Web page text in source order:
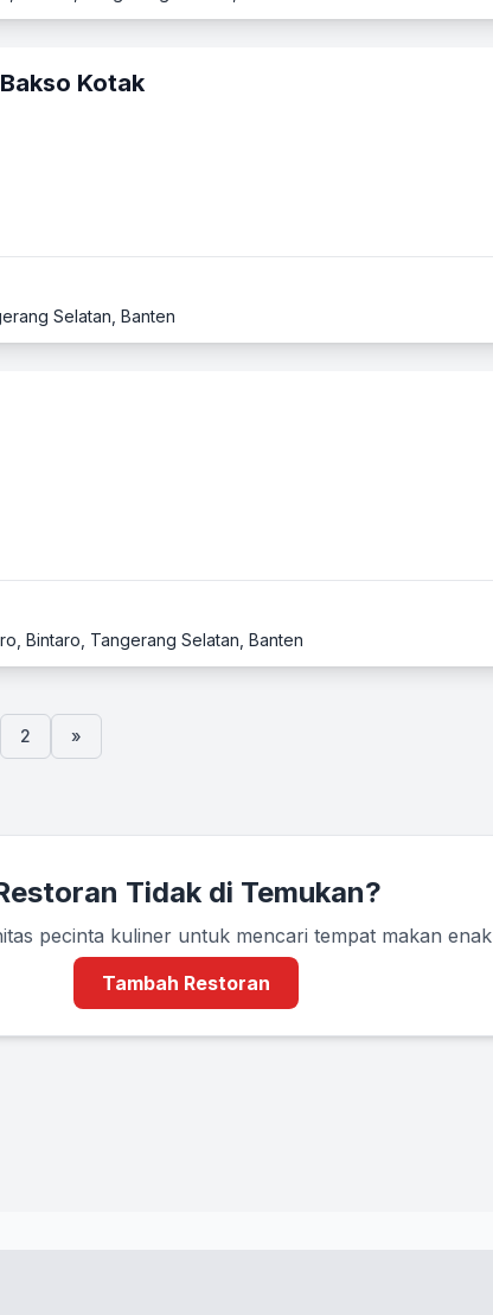
Kotak
Selatan, Banten
Bintaro, Tangerang Selatan, Banten
2 »
Tidak di Temukan?
pecinta kuliner untuk mencari tempat makan enak
Tambah Restoran